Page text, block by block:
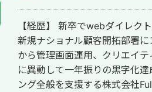
【経歴】 新卒でwebダイレク
新規ナショナル顧客開拓部署
から管理画面運用、クリエイ
に異動して一年振りの黒字化
ング全般を支援する株式会社